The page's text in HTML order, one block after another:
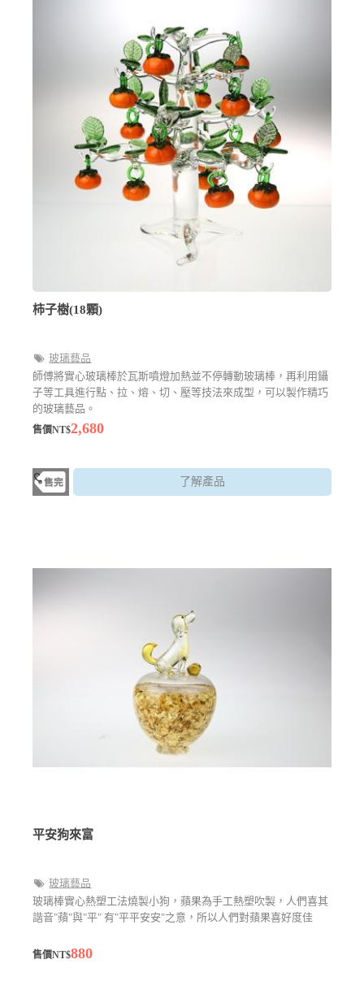
柿子樹(18顆)
玻璃藝品
師傅將實心玻璃棒於瓦斯噴燈加熱並不停轉動玻璃棒，再利用鑷
子等工具進行點、拉、熔、切、壓等技法來成型，可以製作精巧
的玻璃藝品。
售價NT$2,680
了解產品
平安狗來富
玻璃藝品
玻璃棒實心熱塑工法燒製小狗，蘋果為手工熱塑吹製，人們喜其
諧音"蘋"與"平" 有"平平安安"之意，所以人們對蘋果喜好度佳
售價NT$880